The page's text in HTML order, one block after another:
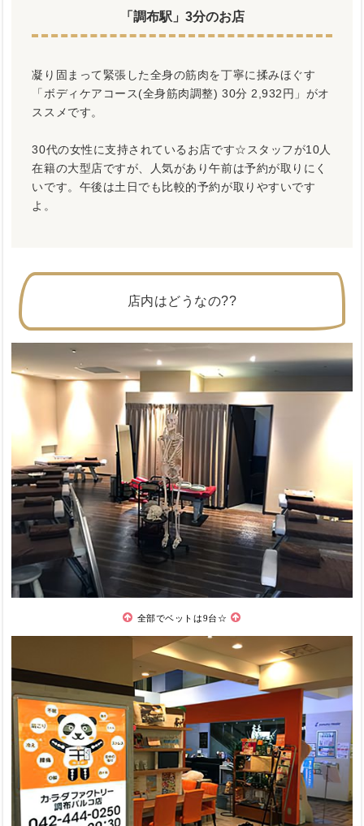
「調布駅」3分のお店
凝り固まって緊張した全身の筋肉を丁寧に揉みほぐす
「ボディケアコース(全身筋肉調整) 30分 2,932円」がオ
ススメです。
30代の女性に支持されているお店です☆スタッフが10人
在籍の大型店ですが、人気があり午前は予約が取りにく
いです。午後は土日でも比較的予約が取りやすいです
よ。
店内はどうなの??
全部でベットは9台☆